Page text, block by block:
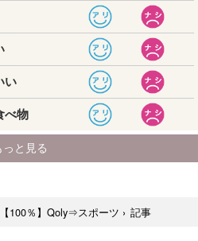
100％】Qoly⇒スポーツ › 記事